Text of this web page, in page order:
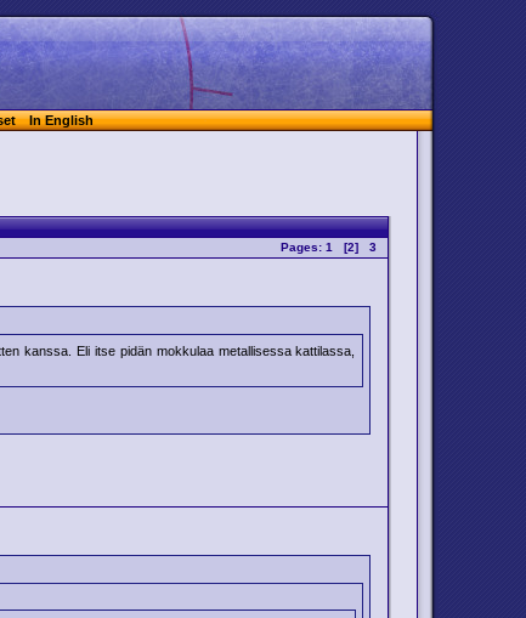
In English
Pages:1 [2]3
kanssa. Eli itse pidän mokkulaa metallisessa kattilassa,